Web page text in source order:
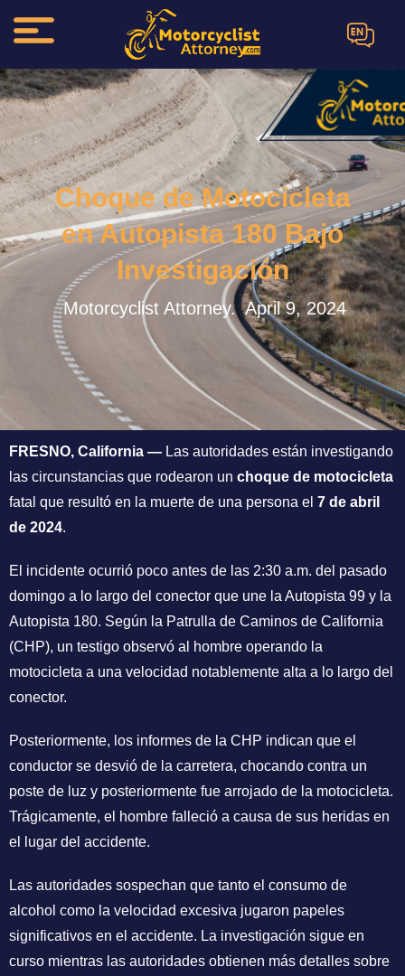
EN
Choque de Motocicleta
en Autopista 180 Bajo
Investigación
Motorcyclist Attorney. April 9, 2024
FRESNO, California — Las autoridades están investigando
las circunstancias que rodearon un choque de motocicleta
fatal que resultó en la muerte de una persona el 7 de abril
de 2024.
El incidente ocurrió poco antes de las 2:30 a.m. del pasado
domingo a lo largo del conector que une la Autopista 99 y la
Autopista 180. Según la Patrulla de Caminos de California
(CHP), un testigo observó al hombre operando la
motocicleta a una velocidad notablemente alta a lo largo del
conector.
Posteriormente, los informes de la CHP indican que el
conductor se desvió de la carretera, chocando contra un
poste de luz y posteriormente fue arrojado de la motocicleta.
Trágicamente, el hombre falleció a causa de sus heridas en
el lugar del accidente.
Las autoridades sospechan que tanto el consumo de
alcohol como la velocidad excesiva jugaron papeles
significativos en el accidente. La investigación sigue en
curso mientras las autoridades obtienen más detalles sobre